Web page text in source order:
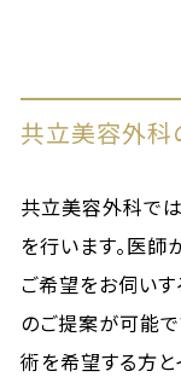
共立美容外科
共立美容外科で
を行います。医
ご希望をお伺いす
のご提案が可能で
術を希望する方